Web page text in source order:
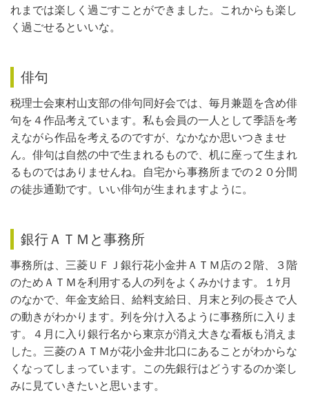
れまでは楽しく過ごすことができました。これからも楽し
く過ごせるといいな。
俳句
税理士会東村山支部の俳句同好会では、毎月兼題を含め俳
句を４作品考えています。私も会員の一人として季語を考
えながら作品を考えるのですが、なかなか思いつきませ
ん。俳句は自然の中で生まれるもので、机に座って生まれ
るものではありませんね。自宅から事務所までの２０分間
の徒歩通勤です。いい俳句が生まれますように。
銀行ＡＴＭと事務所
事務所は、三菱ＵＦＪ銀行花小金井ＡＴＭ店の２階、３階
のためＡＴＭを利用する人の列をよくみかけます。１ｹ月
のなかで、年金支給日、給料支給日、月末と列の長さで人
の動きがわかります。列を分け入るように事務所に入りま
す。４月に入り銀行名から東京が消え大きな看板も消えま
した。三菱のＡＴＭが花小金井北口にあることがわからな
くなってしまっています。この先銀行はどうするのか楽し
みに見ていきたいと思います。